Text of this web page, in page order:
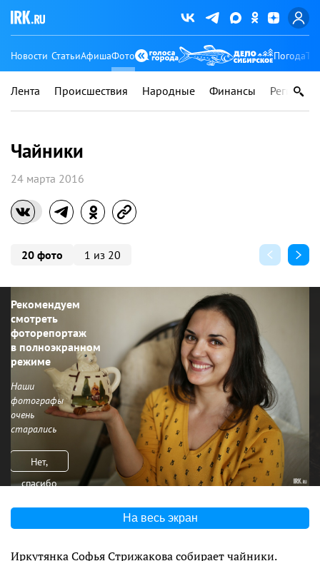
Новости СтатьиАфишаФото Погода
Лента Происшествия Народные Финансы Регионы
Чайники
24 марта 2016
20 фото 1 из 20
Рекомендуем
смотреть
фоторепортаж
в полноэкранном
режиме
Наши
фотографы
очень
старались
Нет,
спасибо
На весь экран
Иркутянка Софья Стрижакова собирает чайники.